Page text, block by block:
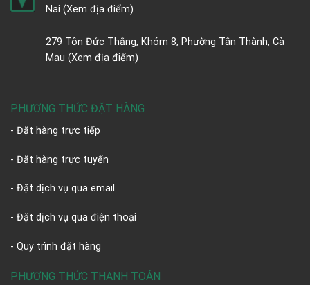
Nai (Xem địa điểm)
279 Tôn Đức Thắng, Khóm 8, Phường Tân Thành, Cà
Mau (Xem địa điểm)
PHƯƠNG THỨC ĐẶT HÀNG
- Đặt hàng trực tiếp
- Đặt hàng trực tuyến
- Đặt dịch vụ qua email
- Đặt dịch vụ qua điện thoại
- Quy trình đặt hàng
PHƯƠNG THỨC THANH TOÁN